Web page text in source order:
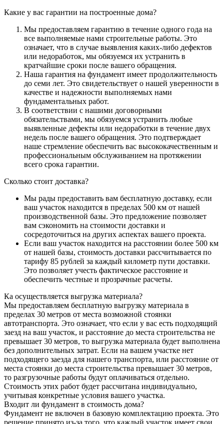
Какие у вас гарантии на построенные дома?
Мы предоставляем гарантию в течение одного года на
все выполняемые нами строительные работы. Это
означает, что в случае выявления каких-либо дефектов
или недоработок, мы обязуемся их устранить в
кратчайшие сроки после вашего обращения.
Наша гарантия на фундамент имеет продолжительность
до семи лет. Это свидетельствует о нашей уверенности в
качестве и надежности выполняемых нами
фундаментальных работ.
В соответствии с нашими договорными
обязательствами, мы обязуемся устранить любые
выявленные дефекты или недоработки в течение двух
недель после вашего обращения. Это подтверждает
наше стремление обеспечить вас высококачественным и
профессиональным обслуживанием на протяжении
всего срока гарантии.
Сколько стоит доставка?
Мы рады предоставить вам бесплатную доставку, если
ваш участок находится в пределах 500 км от нашей
производственной базы. Это предложение позволяет
вам сэкономить на стоимости доставки и
сосредоточиться на других аспектах вашего проекта.
Если ваш участок находится на расстоянии более 500 км
от нашей базы, стоимость доставки рассчитывается по
тарифу 85 рублей за каждый километр пути доставки.
Это позволяет учесть фактическое расстояние и
обеспечить честные и прозрачные расчеты.
Ка осуществляется выгрузка материала?
Мы предоставляем бесплатную выгрузку материала в
пределах 30 метров от места возможной стоянки
автотранспорта. Это означает, что если у вас есть подходящий
заезд на ваш участок, и расстояние до места строительства не
превышает 30 метров, то выгрузка материала будет выполнена
без дополнительных затрат. Если на вашем участке нет
подходящего заезда для нашего транспорта, или расстояние от
места стоянки до места строительства превышает 30 метров,
то разгрузочные работы будут оплачиваться отдельно.
Стоимость этих работ будет рассчитана индивидуально,
учитывая конкретные условия вашего участка.
Входит ли фундамент в стоимость дома?
Фундамент не включен в базовую комплектацию проекта. Это
решение принято из-за того, что каждый участок имеет свои